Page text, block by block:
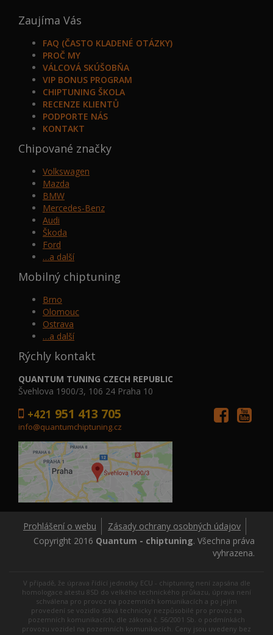
Zaujíma Vás
FAQ (ČASTO KLADENÉ OTÁZKY)
PROČ MY
VÁLCOVÁ SKÚŠOBŇA
VIP BONUS PROGRAM
CHIPTUNING ŠKOLA
RECENZE KLIENTŮ
PODPORTE NÁS
KONTAKT
Chipované značky
Volkswagen
Mazda
BMW
Mercedes-Benz
Audi
Škoda
Ford
…a další
Mobilný chiptuning
Brno
Olomouc
Ostrava
…a další
Rýchly kontakt
QUANTUM TUNING CZECH REPUBLIC
Švehlova 1900/3, 106 24 Praha 10
+421 951 413 705
info@quantumchiptuning.cz
Prohlášení o webu
Zásady ochrany osobných údajov
Copyright 2016 Quantum - chiptuning. Všechna práva
vyhrazena.
V případě, že úprava řídící jednotky ECU - chiptuning není zapsána dle
homologace atestu 8SD do velkého technického průkazu, úprava není
schválena pro provoz na pozemních komunikacích a po jejím
provedení se vozidlo stává technicky nezpůsobilé pro provoz na
pozemních komunikacích, dle zákona č. 56/2001 Sb. o podmínkách
provozu vozidel na pozemních komunikacích. Ceny jsou uvedeny bez